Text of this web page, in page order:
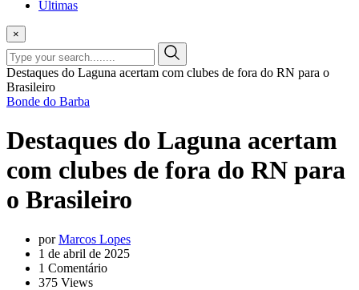
Últimas
×
Destaques do Laguna acertam com clubes de fora do RN para o
Brasileiro
Bonde do Barba
Destaques do Laguna acertam
com clubes de fora do RN para
o Brasileiro
porMarcos Lopes
1 de abril de 2025
1 Comentário
375 Views